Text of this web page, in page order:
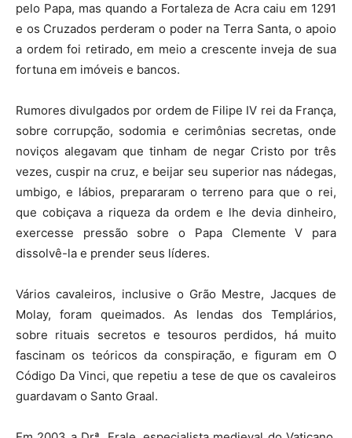
pelo Papa, mas quando a Fortaleza de Acra caiu em 1291
e os Cruzados perderam o poder na Terra Santa, o apoio
a ordem foi retirado, em meio a crescente inveja de sua
fortuna em imóveis e bancos.
Rumores divulgados por ordem de Filipe IV rei da França,
sobre corrupção, sodomia e cerimônias secretas, onde
noviços alegavam que tinham de negar Cristo por três
vezes, cuspir na cruz, e beijar seu superior nas nádegas,
umbigo, e lábios, prepararam o terreno para que o rei,
que cobiçava a riqueza da ordem e lhe devia dinheiro,
exercesse pressão sobre o Papa Clemente V para
dissolvê-la e prender seus líderes.
Vários cavaleiros, inclusive o Grão Mestre, Jacques de
Molay, foram queimados. As lendas dos Templários,
sobre rituais secretos e tesouros perdidos, há muito
fascinam os teóricos da conspiração, e figuram em O
Código Da Vinci, que repetiu a tese de que os cavaleiros
guardavam o Santo Graal.